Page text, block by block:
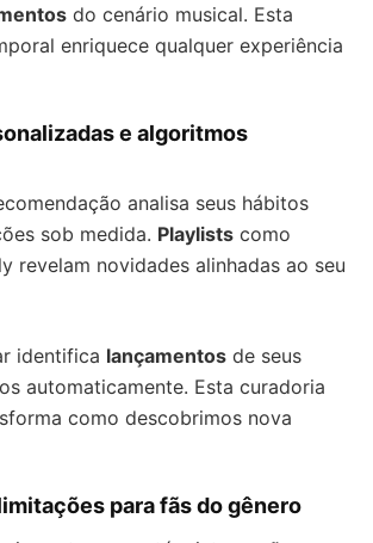
do cenário musical. Esta
enriquece qualquer experiência
e algoritmos
analisa seus hábitos
sob medida. Playlists como
revelam novidades alinhadas ao seu
identifica lançamentos de seus
automaticamente. Esta curadoria
como descobrimos nova
para fãs do gênero